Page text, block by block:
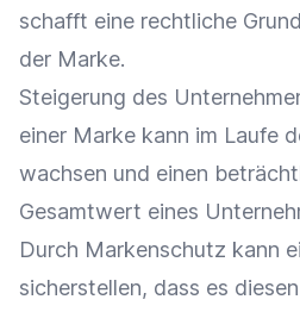
schafft eine rechtliche
der Marke.
Steigerung des
einer Marke kann im Laufe
wachsen und einen
Gesamtwert eines
Durch Markenschutz kann
sicherstellen, dass es